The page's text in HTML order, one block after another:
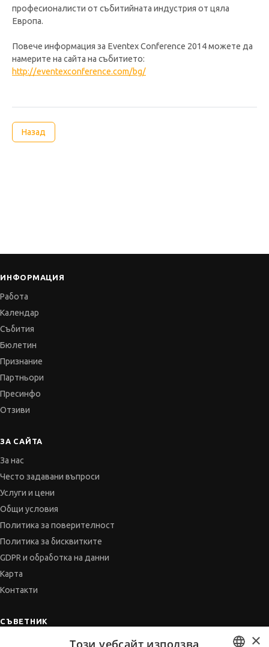
професионалисти от събитийната индустрия от цяла
Европа.
Повече информация за Eventex Conference 2014 можете да
намерите на сайта на събитието:
http://eventexconference.com/bg/
Назад
ИНФОРМАЦИЯ
Работа
Календар
Събития
Бюлетин
Признание
Партньори
Пресинфо
Отзиви
ЗА САЙТА
За нас
Често задавани въпроси
Услуги и цени
Общи условия
Политика за поверителност
Политика за бисквитките
GDPR и обработка на данни
Карта
Контакти
СЪВЕТНИК
Автобиографията ×
Този уебсайт използва